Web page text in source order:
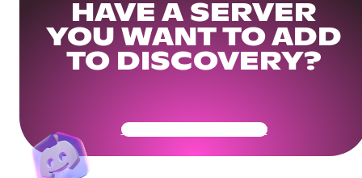
HAVE A SERVER
YOU WANT TO ADD
TO DISCOVERY?
Get Your Community Ready